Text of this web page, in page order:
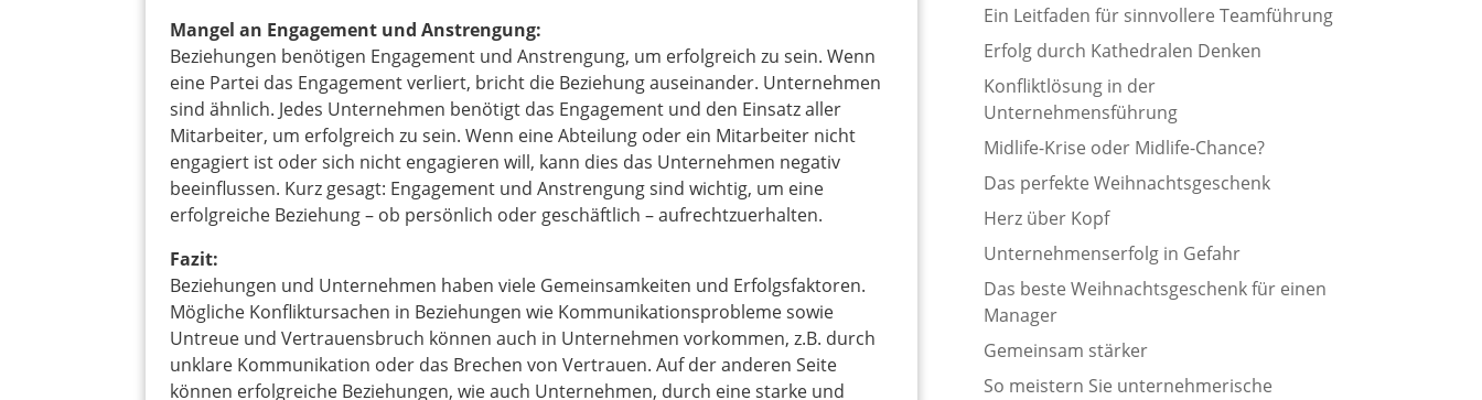
Mangel an Engagement und Anstrengung:
Beziehungen benötigen Engagement und Anstrengung, um erfolgreich zu sein. Wenn
eine Partei das Engagement verliert, bricht die Beziehung auseinander. Unternehmen
sind ähnlich. Jedes Unternehmen benötigt das Engagement und den Einsatz aller
Mitarbeiter, um erfolgreich zu sein. Wenn eine Abteilung oder ein Mitarbeiter nicht
engagiert ist oder sich nicht engagieren will, kann dies das Unternehmen negativ
beeinflussen. Kurz gesagt: Engagement und Anstrengung sind wichtig, um eine
erfolgreiche Beziehung – ob persönlich oder geschäftlich – aufrechtzuerhalten.
Fazit:
Beziehungen und Unternehmen haben viele Gemeinsamkeiten und Erfolgsfaktoren.
Mögliche Konfliktursachen in Beziehungen wie Kommunikationsprobleme sowie
Untreue und Vertrauensbruch können auch in Unternehmen vorkommen, z.B. durch
unklare Kommunikation oder das Brechen von Vertrauen. Auf der anderen Seite
können erfolgreiche Beziehungen, wie auch Unternehmen, durch eine starke und
Ein Leitfaden für sinnvollere Teamführung
Erfolg durch Kathedralen Denken
Konfliktlösung in der
Unternehmensführung
Midlife-Krise oder Midlife-Chance?
Das perfekte Weihnachtsgeschenk
Herz über Kopf
Unternehmenserfolg in Gefahr
Das beste Weihnachtsgeschenk für einen
Manager
Gemeinsam stärker
So meistern Sie unternehmerische